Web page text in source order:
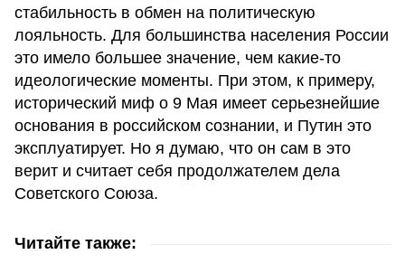
стабильность в обмен на политическую
лояльность. Для большинства населения России
это имело большее значение, чем какие-то
идеологические моменты. При этом, к примеру,
исторический миф о 9 Мая имеет серьезнейшие
основания в российском сознании, и Путин это
эксплуатирует. Но я думаю, что он сам в это
верит и считает себя продолжателем дела
Советского Союза.
Читайте также: